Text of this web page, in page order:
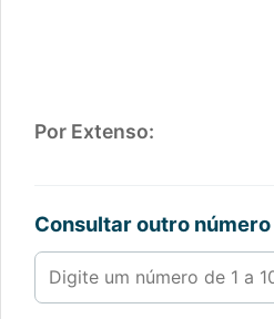
Por Extenso:
Consultar outro número
Número de 1 a 100000